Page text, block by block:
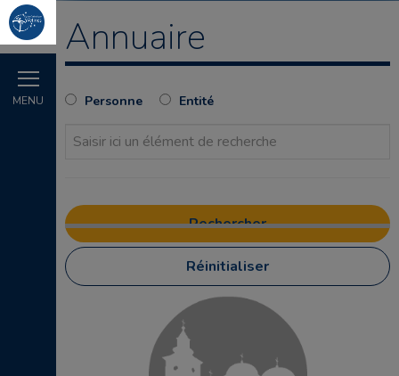
MENU
Annuaire
Personne Entité
Réinitialiser